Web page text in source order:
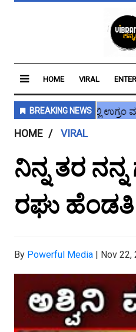
HOME VIRAL
HOME VIRAL
ನಿನ್ನ ತರ
ರಘು ಹೆಂಡತಿ
By Powerful Media | Nov 22,